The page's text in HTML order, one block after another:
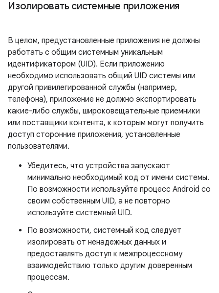
Изолировать системные приложения
В целом, предустановленные приложения не должны
работать с общим системным уникальным
идентификатором (UID). Если приложению
необходимо использовать общий UID системы или
другой привилегированной службы (например,
телефона), приложение не должно экспортировать
какие-либо службы, широковещательные приемники
или поставщики контента, к которым могут получить
доступ сторонние приложения, установленные
пользователями.
Убедитесь, что устройства запускают
минимально необходимый код от имени системы.
По возможности используйте процесс Android со
своим собственным UID, а не повторно
используйте системный UID.
По возможности, системный код следует
изолировать от ненадежных данных и
предоставлять доступ к межпроцессному
взаимодействию только другим доверенным
процессам.